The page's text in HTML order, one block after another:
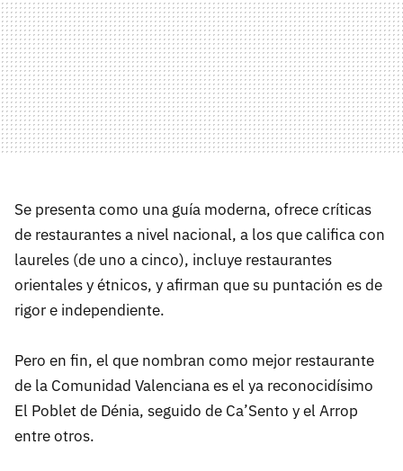
Se presenta como una guía moderna, ofrece críticas
de restaurantes a nivel nacional, a los que califica con
laureles (de uno a cinco), incluye restaurantes
orientales y étnicos, y afirman que su puntación es de
rigor e independiente.
Pero en fin, el que nombran como mejor restaurante
de la Comunidad Valenciana es el ya reconocidísimo
El Poblet de Dénia, seguido de Ca’Sento y el Arrop
entre otros.